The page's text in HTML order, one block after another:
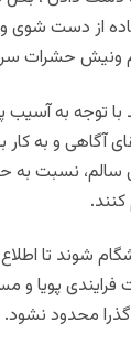
از دست شوی و
ونیش حشرات
با توجه به آسیب
آگاهی و به
سالم، نسبت به
شوند تا
فرایندی پویا و
گذرا محدود نشود.